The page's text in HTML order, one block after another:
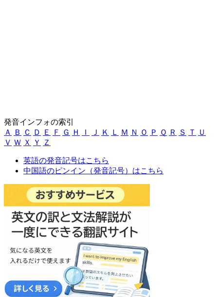
発音インフォの索引
Ａ
Ｂ Ｃ Ｄ Ｅ Ｆ Ｇ Ｈ Ｉ Ｊ Ｋ Ｌ Ｍ Ｎ Ｏ Ｐ Ｑ Ｒ Ｓ Ｔ
Ｕ
Ｖ Ｗ Ｘ Ｙ Ｚ
英語の発音記号はこちら
中国語のピンイン（発音記号）はこちら